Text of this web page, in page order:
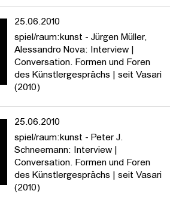
25.06.2010
spiel/raum:kunst - Jürgen Müller,
Alessandro Nova: Interview |
Conversation. Formen und Foren
des Künstlergesprächs | seit Vasari
(2010)
25.06.2010
spiel/raum:kunst - Peter J.
Schneemann: Interview |
Conversation. Formen und Foren
des Künstlergesprächs | seit Vasari
(2010)